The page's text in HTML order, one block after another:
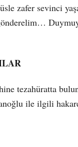
zafer sevinci
tezahüratta
ile ilgili